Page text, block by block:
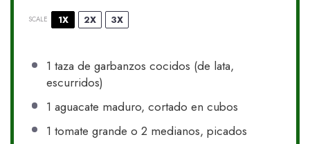
SCALE 1X 2X 3X
1 taza de garbanzos cocidos (de lata,
escurridos)
1 aguacate maduro, cortado en cubos
1 tomate grande o 2 medianos, picados